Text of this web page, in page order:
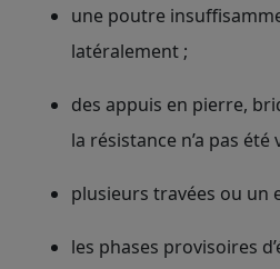
une poutre
latéralement ;
des appuis en pierre,
la résistance n’a pas été
plusieurs travées ou un
les phases provisoires